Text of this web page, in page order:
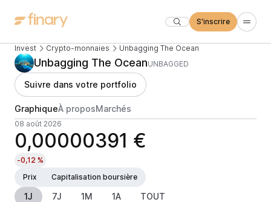
S'inscrire
Invest Crypto-monnaies Unbagging The Ocean
Unbagging The OceanUNBAGGED
Suivre dans votre portfolio
GraphiqueÀ proposMarchés
08 août 2026
0,00000391 €
-0,12 %
Prix
Capitalisation boursière
1J 7J 1M 1A TOUT